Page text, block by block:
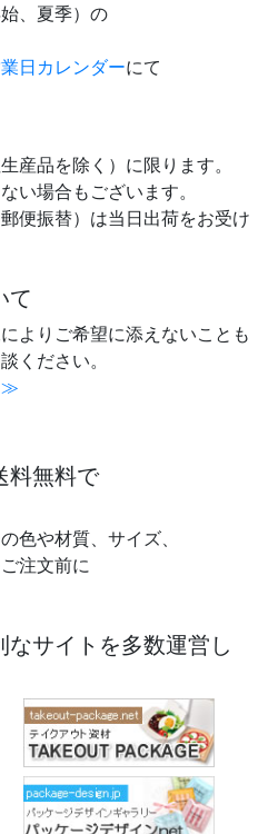
、夏季）の
日カレンダーにて
産品を除く）に限ります。
い場合もございます。
便振替）は当日出荷をお受け
て
よりご希望に添えないことも
ください。
≫
料無料で
色や材質、サイズ、
注文前に
サイトを多数運営し